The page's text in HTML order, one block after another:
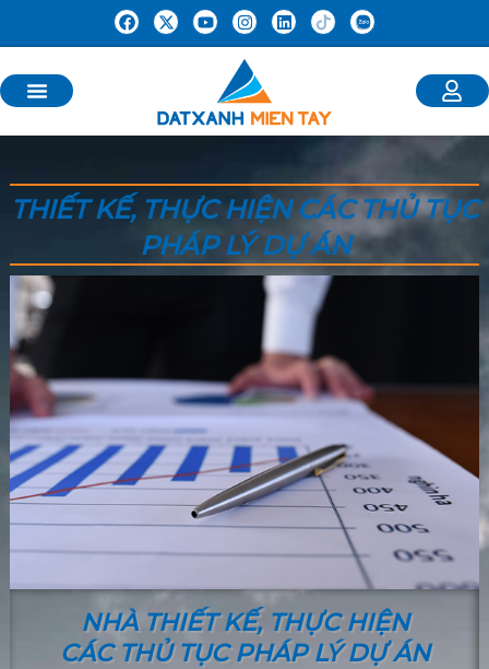
THIẾT KẾ, THỰC HIỆN CÁC THỦ TỤC
PHÁP LÝ DỰ ÁN
NHÀ THIẾT KẾ, THỰC HIỆN
CÁC THỦ TỤC PHÁP LÝ DỰ ÁN